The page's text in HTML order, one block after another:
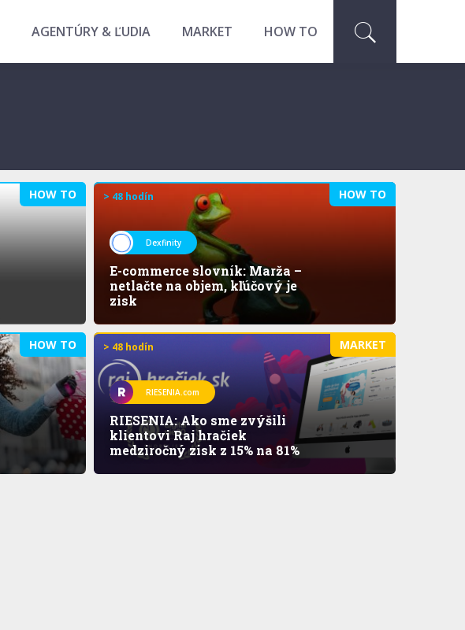
AGENTÚRY & ĽUDIA MARKET HOW TO
HOW TO HOW TO
> 48 hodín
Dexfinity
E-commerce slovník: Marža –
netlačte na objem, kľúčový je
zisk
HOW TO MARKET
> 48 hodín
RIESENIA.com
RIESENIA: Ako sme zvýšili
klientovi Raj hračiek
medziročný zisk z 15% na 81%